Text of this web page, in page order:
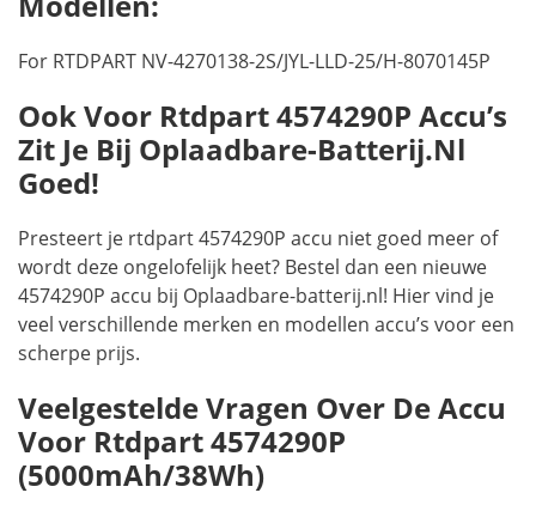
For RTDPART NV-4270138-2S/JYL-LLD-25/H-8070145P
Ook Voor Rtdpart 4574290P Accu’s
Zit Je Bij Oplaadbare-Batterij.nl
Goed!
Presteert je rtdpart 4574290P accu niet goed meer of
wordt deze ongelofelijk heet? Bestel dan een nieuwe
4574290P accu bij Oplaadbare-batterij.nl! Hier vind je
veel verschillende merken en modellen accu’s voor een
scherpe prijs.
Veelgestelde Vragen Over De Accu
Voor Rtdpart 4574290P
(5000mAh/38Wh)